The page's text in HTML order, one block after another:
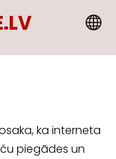
ka interneta
piegādes un